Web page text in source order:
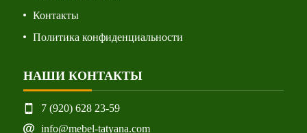
Контакты
Политика конфиденциальности
НАШИ КОНТАКТЫ
7 (920) 628 23-59
info@mebel-tatyana.com